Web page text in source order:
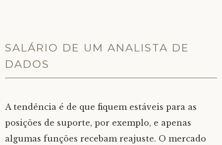
SALÁRIO DE UM ANALISTA DE
DADOS
A tendência é de que fiquem estáveis para as
posições de suporte, por exemplo, e apenas
algumas funções recebam reajuste. O mercado